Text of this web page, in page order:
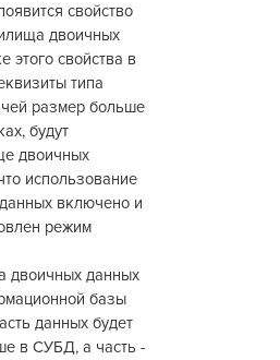
свойство
двоичных
этого свойства в
типа
размер больше
будут
двоичных
использование
включено и
режим
двоичных данных
базы
данных будет
в СУБД, а часть -